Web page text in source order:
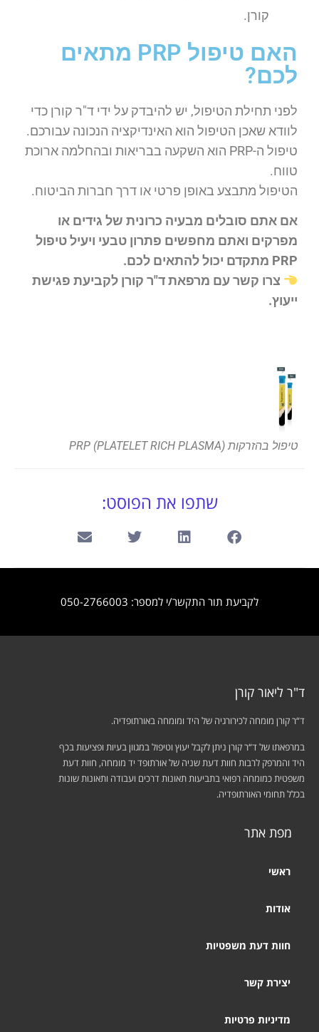
קורן.
האם טיפול PRP מתאים
לכם?
לפני תחילת הטיפול, יש להיבדק על ידי ד"ר קורן כדי
לוודא שאכן הטיפול הוא האינדיקציה הנכונה עבורכם.
טיפול ה-PRP הוא השקעה בבריאות ובהחלמה ארוכת
טווח.
הטיפול מתבצע באופן פרטי או דרך חברות הביטוח.
אם אתם סובלים מבעיה כרונית של גידים או
מפרקים ואתם מחפשים פתרון טבעי ויעיל טיפול
PRP מתקדם יכול להתאים לכם.
צרו קשר עם מרפאת ד"ר קורן לקביעת פגישת
ייעוץ.
טיפול בהזרקות PRP (PLATELET RICH PLASMA)
שתפו את הפוסט:
לקביעת תור התקשר/י למספר: 050-2766003
ד"ר ליאור קורן
ד“ר קורן מומחה לכירורגיה של היד ומומחה באורתופדיה.
במרפאתו של ד“ר קורן ניתן לקבל יעוץ וטיפול במגוון בעיות ופציעות בכף
היד והמרפק לרבות חוות דעת שניה של אורתופד יד מומחה, חוות דעת
משפטית כמומחה רפואי בתביעות תאונות דרכים ועבודה ותאונות שונות
בכלל תחומי האורתופדיה.
מפת אתר
ראשי
אודות
חוות דעת משפטיות
יצירת קשר
מדיניות פרטיות